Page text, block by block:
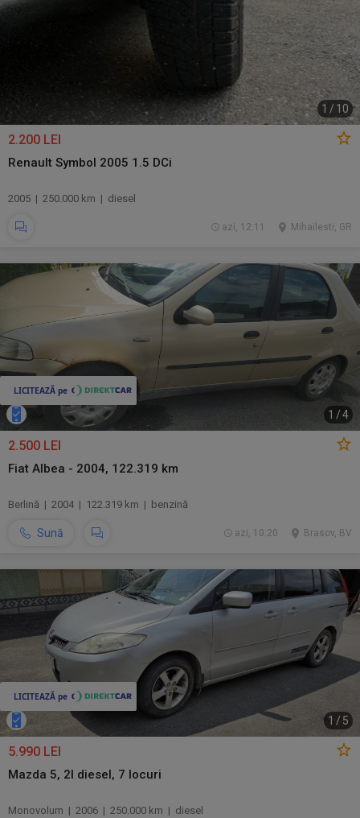
1 / 10
2.200 LEI
Renault Symbol 2005 1.5 DCi
2005 | 250.000 km | diesel
Mihailesti, GR
azi, 12:11
1 /4
2.500 LEI
Fiat Albea - 2004, 122.319 km
Berlină | 2004 | 122.319 km | benzină
Sună Brasov, BV
azi, 10:20
1 / 5
5.990 LEI
Mazda 5, 2l diesel, 7 locuri
Monovolum | 2006 | 250.000 km | diesel